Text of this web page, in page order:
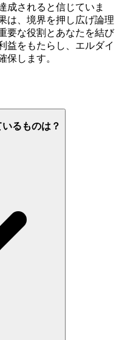
成されると信じていま
は、境界を押し広げ論理
要な役割とあなたを結び
益をもたらし、エルダイ
保します。
るものは？